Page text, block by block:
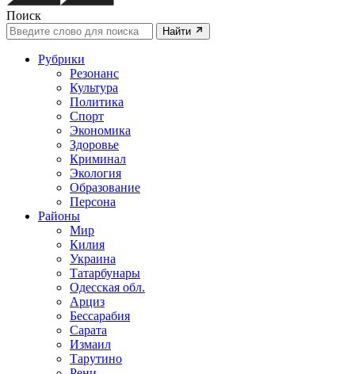
Поиск
Найти
Рубрики
Резонанс
Культура
Политика
Спорт
Экономика
Здоровье
Криминал
Экология
Образование
Персона
Районы
Мир
Килия
Украина
Татарбунары
Одесская обл.
Арциз
Бессарабия
Сарата
Измаил
Тарутино